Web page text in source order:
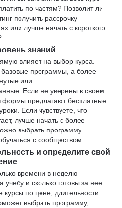
по частям? Позволит ли
получить рассрочку
или лучше начать с короткого
знаний
влияет на выбор курса.
базовые программы, а более
или
Если не уверены в своем
предлагают бесплатные
Если чувствуете, что
лучше начать с более
выбрать программу
с сообществом.
и определите свой
времени в неделю
учебу и сколько готовы за нее
курсы по цене, длительности
выбрать программу,